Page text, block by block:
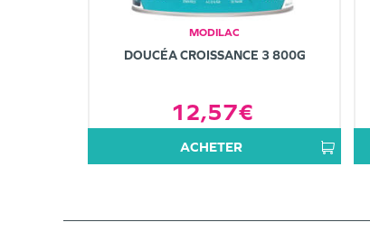
MODILAC
DOUCÉA CROISSANCE 3 800G
12,57€
ACHETER